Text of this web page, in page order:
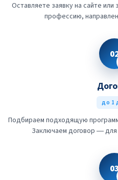
Оставляете заявку на сайте
профессию,
до 1
Подбираем подходящую
Заключаем договор — для